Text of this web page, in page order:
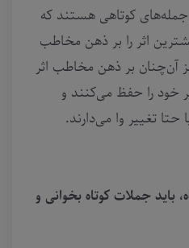
کوتاهی هستند که
اثر را بر ذهن مخاطب
آن‌چنان بر ذهن مخاطب اثر
خود را حفظ می‌کنند و
حتا تغییر وا می‌دارند.
باید جملات کوتاه بخوانی و